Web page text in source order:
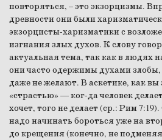
повторяться, – это экзорцизмы.
древности они были
экзорцисты-харизматики с
изгнания злых духов. К слову
актуальная тема, так как в людях
они часто одержимы духами
даже не желают. В аскетике, как вы
«страстью» — ког-да человек
хочет, того не делает (ср.: Рим
надо начинать бороться уже на
до крещения (конечно, не